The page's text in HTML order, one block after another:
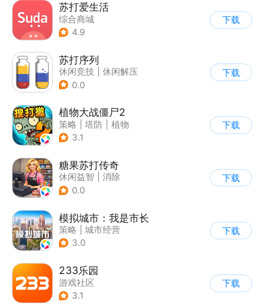
苏打爱生活
综合商城
4.9
下载
苏打序列
休闲竞技
休闲解压
0.0
下载
植物大战僵尸2
策略 塔防
植物
| 植物大战僵尸
3.1
下载
糖果苏打传奇
休闲益智
消除
0.0
下载
模拟城市：我是市长
策略
城市经营
| 模拟城市
3.0
下载
233乐园
游戏社区
3.1
下载